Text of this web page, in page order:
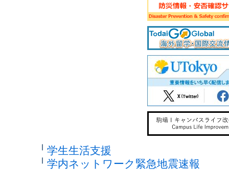
学生生活支援
学内ネットワーク緊急地震速報